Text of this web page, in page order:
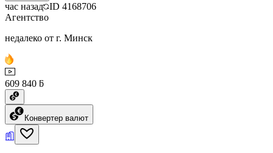
час назад ID 4168706
Агентство
недалеко от г. Минск
609 840 ƃ
Конвертер валют